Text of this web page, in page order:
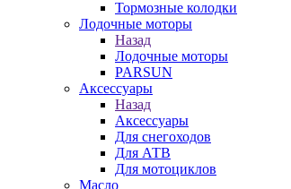
Тормозные колодки
Лодочные моторы
Назад
Лодочные моторы
PARSUN
Аксессуары
Назад
Аксессуары
Для снегоходов
Для АТВ
Для мотоциклов
Масло